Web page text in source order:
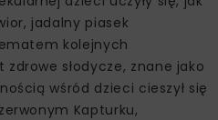
jadalny piasek
kolejnych
słodycze, znane jako
wśród dzieci cieszył się
Kapturku,